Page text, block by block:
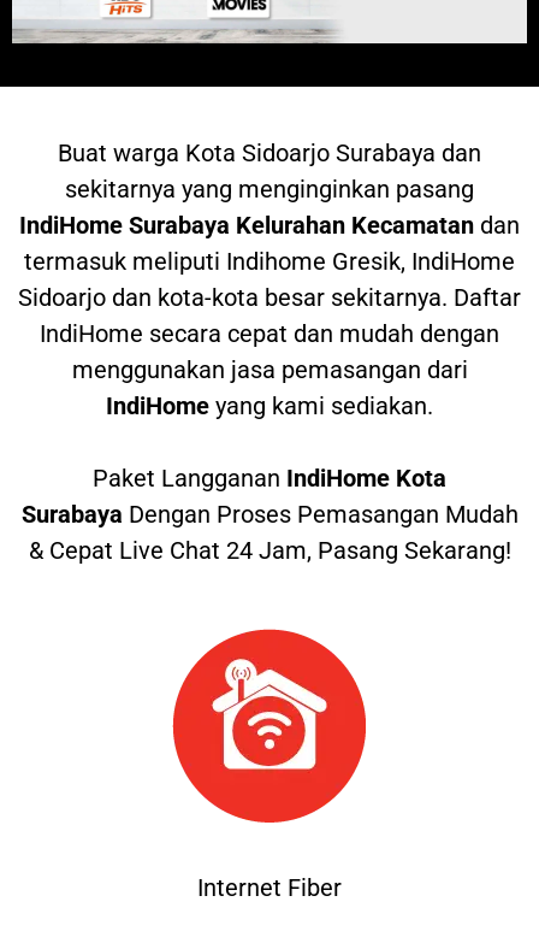
Buat warga Kota Sidoarjo Surabaya dan
sekitarnya yang menginginkan pasang
IndiHome Surabaya Kelurahan Kecamatan dan
termasuk meliputi Indihome Gresik, IndiHome
Sidoarjo dan kota-kota besar sekitarnya. Daftar
IndiHome secara cepat dan mudah dengan
menggunakan jasa pemasangan dari
IndiHome yang kami sediakan.
Paket Langganan IndiHome Kota
Surabaya Dengan Proses Pemasangan Mudah
& Cepat Live Chat 24 Jam, Pasang Sekarang!
Internet Fiber